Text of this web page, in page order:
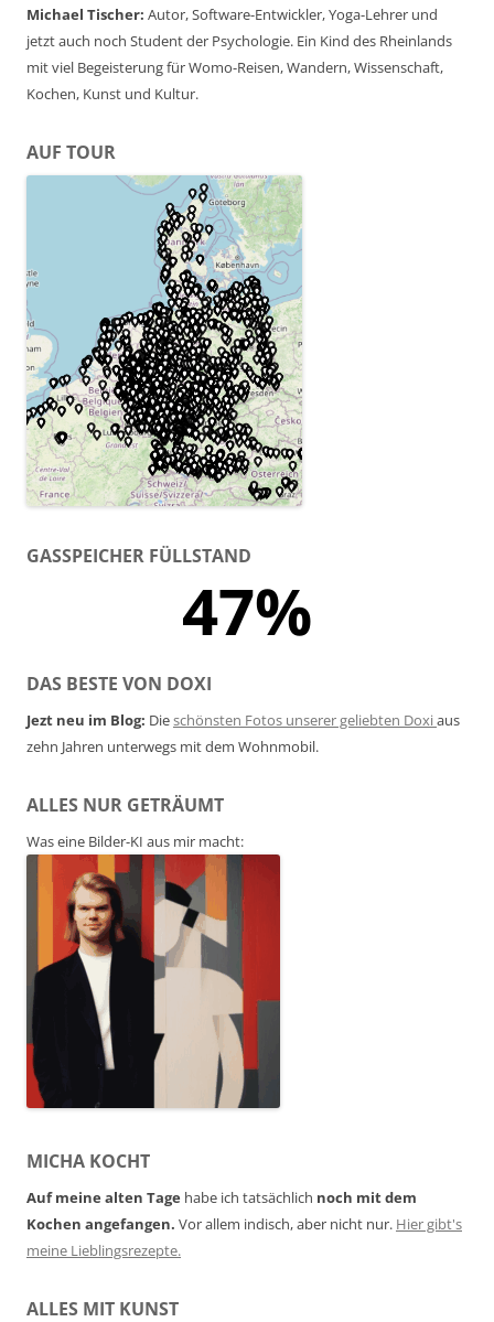
Michael Tischer: Autor, Software-Entwickler, Yoga-Lehrer und
jetzt auch noch Student der Psychologie. Ein Kind des Rheinlands
mit viel Begeisterung für Womo-Reisen, Wandern, Wissenschaft,
Kochen, Kunst und Kultur.
AUF TOUR
GASSPEICHER FÜLLSTAND
47%
DAS BESTE VON DOXI
Jezt neu im Blog: Dieschönsten Fotos unserer geliebten Doxiaus
zehn Jahren unterwegs mit dem Wohnmobil.
ALLES NUR GETRÄUMT
Was eine Bilder-KI aus mir macht:
MICHA KOCHT
Auf meine alten Tage habe ich tatsächlich noch mit dem
Kochen angefangen. Vor allem indisch, aber nicht nur. Hier gibt's
meine Lieblingsrezepte.
ALLES MIT KUNST